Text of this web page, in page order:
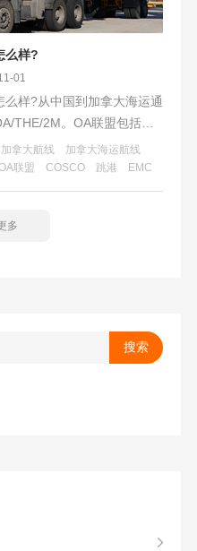
么样?
01
样?从中国到加拿大海运通
THE/2M。OA联盟包括
联盟包括：
：MSK/MSC。跨境电商
加拿大航线
加拿大海运航线
联盟 COSCO 跳港 EMC
多